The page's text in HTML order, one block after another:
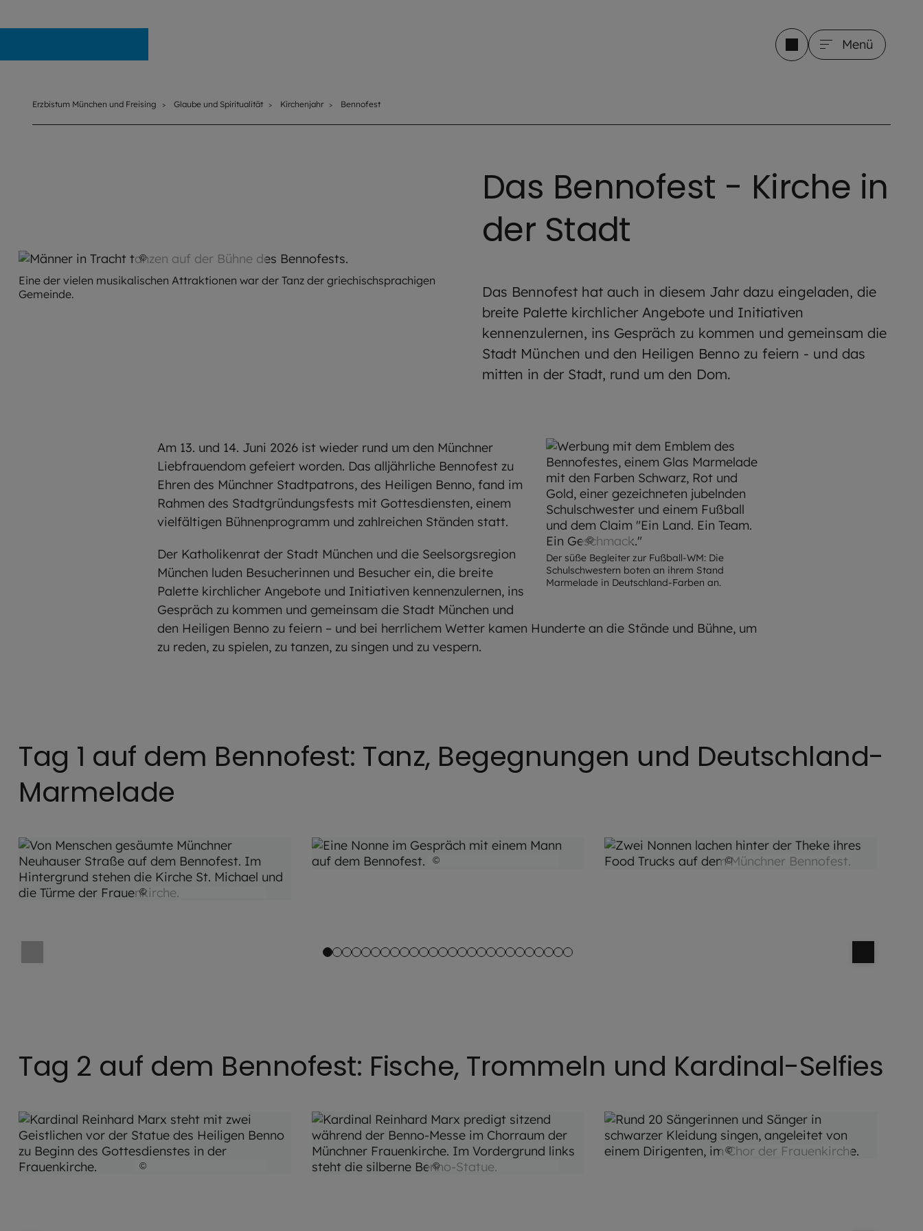
Menü
Erzbistum München und Freising Glaube und Spiritualität Kirchenjahr Bennofest
© Hendrik Steffens / EOM
Eine der vielen musikalischen Attraktionen war der Tanz der griechischsprachigen
Gemeinde.
Das Bennofest - Kirche in
der Stadt
Das Bennofest hat auch in diesem Jahr dazu eingeladen, die
breite Palette kirchlicher Angebote und Initiativen
kennenzulernen, ins Gespräch zu kommen und gemeinsam die
Stadt München und den Heiligen Benno zu feiern - und das
mitten in der Stadt, rund um den Dom.
© EOM
Der süße Begleiter zur Fußball-WM: Die
Schulschwestern boten an ihrem Stand
Marmelade in Deutschland-Farben an.
Am 13. und 14. Juni 2026 ist wieder rund um den Münchner
Liebfrauendom gefeiert worden. Das alljährliche Bennofest zu
Ehren des Münchner Stadtpatrons, des Heiligen Benno, fand im
Rahmen des Stadtgründungsfests mit Gottesdiensten, einem
vielfältigen Bühnenprogramm und zahlreichen Ständen statt.
Der Katholikenrat der Stadt München und die Seelsorgsregion
München luden Besucherinnen und Besucher ein, die breite
Palette kirchlicher Angebote und Initiativen kennenzulernen, ins
Gespräch zu kommen und gemeinsam die Stadt München und
den Heiligen Benno zu feiern – und bei herrlichem Wetter kamen Hunderte an die Stände und Bühne, um
zu reden, zu spielen, zu tanzen, zu singen und zu vespern.
Tag 1 auf dem Bennofest: Tanz, Begegnungen und Deutschland-
Marmelade
© Hendrik Steffens / EOM
© © Hendrik Steffens / EOM
Tag 2 auf dem Bennofest: Fische, Trommeln und Kardinal-Selfies
© © Hendrik Steffens / EOM
© Hendrik Steffens / EOM